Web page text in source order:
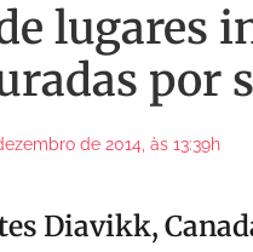
lugares
por
de 2014, às 13:39h
Diavikk,